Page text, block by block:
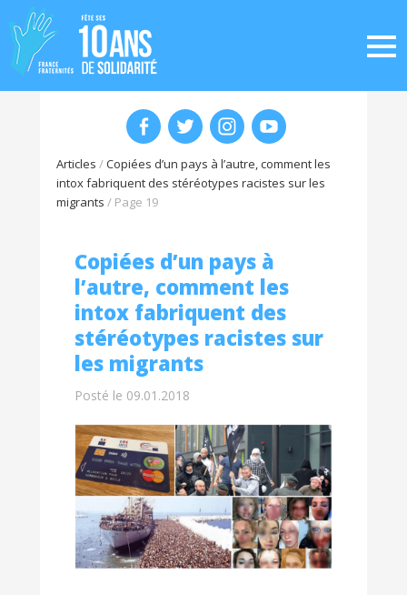
Articles /Copiées d’un pays à l’autre, comment les
intox fabriquent des stéréotypes racistes sur les
migrants / Page 19
Copiées d’un pays à
l’autre, comment les
intox fabriquent des
stéréotypes racistes sur
les migrants
Posté le 09.01.2018